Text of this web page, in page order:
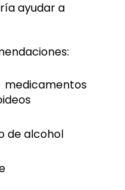
ayudar a
Limita el consumo de medicamentos
de alcohol